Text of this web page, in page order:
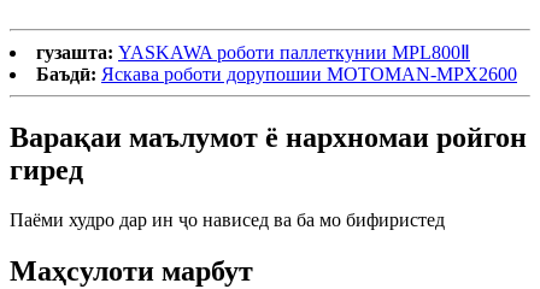
гузашта: YASKAWA роботи паллеткунии MPL800Ⅱ
Баъдӣ: Яскава роботи дорупошии MOTOMAN-MPX2600
Варақаи маълумот ё нархномаи ройгон
гиред
Паёми худро дар ин ҷо нависед ва ба мо бифиристед
Маҳсулоти марбут